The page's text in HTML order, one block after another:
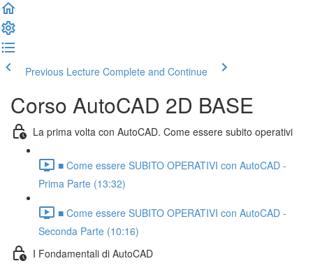
Previous Lecture Complete and Continue
Corso AutoCAD 2D BASE
La prima volta con AutoCAD. Come essere subito operativi
■ Come essere SUBITO OPERATIVI con AutoCAD -
Prima Parte (13:32)
■ Come essere SUBITO OPERATIVI con AutoCAD -
Seconda Parte (10:16)
I Fondamentali di AutoCAD